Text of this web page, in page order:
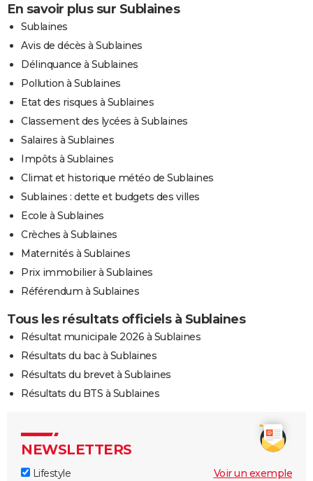
En savoir plus sur Sublaines
Sublaines
Avis de décès à Sublaines
Délinquance à Sublaines
Pollution à Sublaines
Etat des risques à Sublaines
Classement des lycées à Sublaines
Salaires à Sublaines
Impôts à Sublaines
Climat et historique météo de Sublaines
Sublaines : dette et budgets des villes
Ecole à Sublaines
Crèches à Sublaines
Maternités à Sublaines
Prix immobilier à Sublaines
Référendum à Sublaines
Tous les résultats officiels à Sublaines
Résultat municipale 2026 à Sublaines
Résultats du bac à Sublaines
Résultats du brevet à Sublaines
Résultats du BTS à Sublaines
NEWSLETTERS
Lifestyle
Voir un exemple